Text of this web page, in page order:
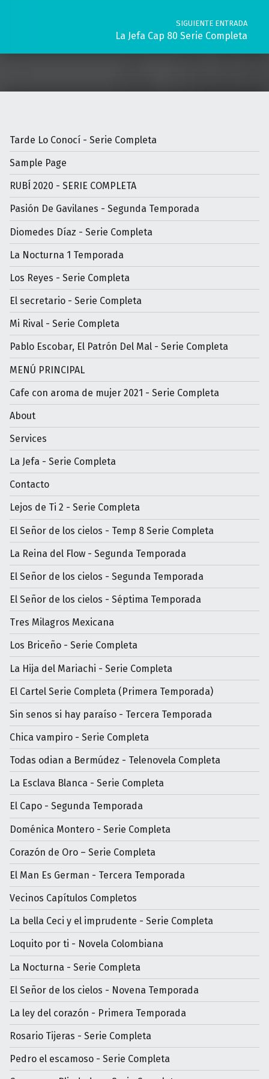
SIGUIENTE ENTRADA
La Jefa Cap 80 Serie Completa
Tarde Lo Conocí - Serie Completa
Sample Page
RUBÍ 2020 - SERIE COMPLETA
Pasión De Gavilanes - Segunda Temporada
Diomedes Díaz - Serie Completa
La Nocturna 1 Temporada
Los Reyes - Serie Completa
El secretario - Serie Completa
Mi Rival - Serie Completa
Pablo Escobar, El Patrón Del Mal - Serie Completa
MENÚ PRINCIPAL
Cafe con aroma de mujer 2021 - Serie Completa
About
Services
La Jefa - Serie Completa
Contacto
Lejos de Ti 2 - Serie Completa
El Señor de los cielos - Temp 8 Serie Completa
La Reina del Flow - Segunda Temporada
El Señor de los cielos - Segunda Temporada
El Señor de los cielos - Séptima Temporada
Tres Milagros Mexicana
Los Briceño - Serie Completa
La Hija del Mariachi - Serie Completa
El Cartel Serie Completa (Primera Temporada)
Sin senos si hay paraíso - Tercera Temporada
Chica vampiro - Serie Completa
Todas odian a Bermúdez - Telenovela Completa
La Esclava Blanca - Serie Completa
El Capo - Segunda Temporada
Doménica Montero - Serie Completa
Corazón de Oro – Serie Completa
El Man Es German - Tercera Temporada
Vecinos Capítulos Completos
La bella Ceci y el imprudente - Serie Completa
Loquito por ti - Novela Colombiana
La Nocturna - Serie Completa
El Señor de los cielos - Novena Temporada
La ley del corazón - Primera Temporada
Rosario Tijeras - Serie Completa
Pedro el escamoso - Serie Completa